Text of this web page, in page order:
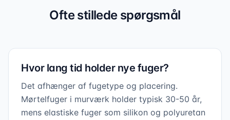
Ofte stillede spørgsmål
Hvor lang tid holder nye fuger?
Det afhænger af fugetype og placering.
Mørtelfuger i murværk holder typisk 30-50 år,
mens elastiske fuger som silikon og polyuretan